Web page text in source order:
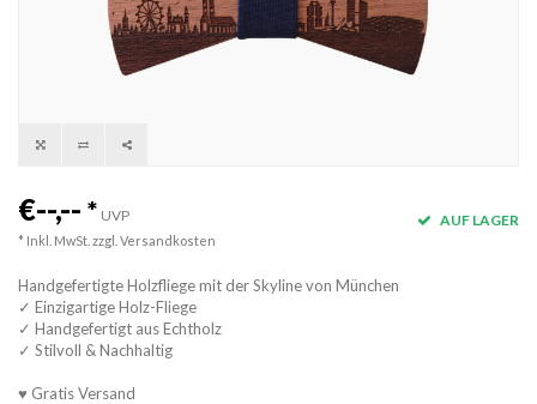
€--,-- * UVP
* Inkl. MwSt. zzgl. Versandkosten
AUF LAGER
Handgefertigte Holzfliege mit der Skyline von München
✓ Einzigartige Holz-Fliege
✓ Handgefertigt aus Echtholz
✓ Stilvoll & Nachhaltig
♥ Gratis Versand